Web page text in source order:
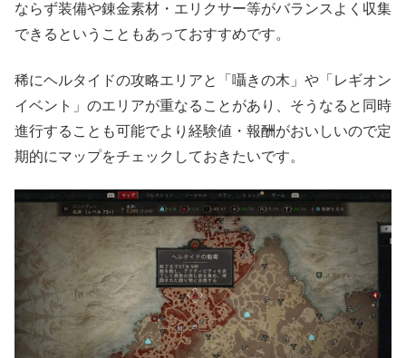
ならず装備や錬金素材・エリクサー等がバランスよく収集
できるということもあっておすすめです。
稀にヘルタイドの攻略エリアと「囁きの木」や「レギオン
イベント」のエリアが重なることがあり、そうなると同時
進行することも可能でより経験値・報酬がおいしいので定
期的にマップをチェックしておきたいです。